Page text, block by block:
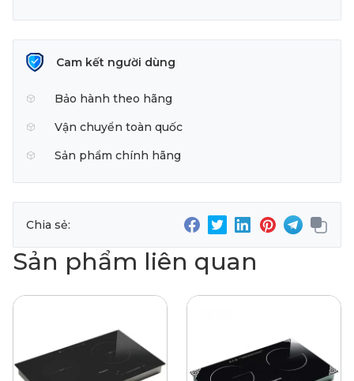
Cam kết người dùng
Bảo hành theo hãng
Vận chuyển toàn quốc
Sản phẩm chính hãng
Chia sẻ:
Sản phẩm liên quan